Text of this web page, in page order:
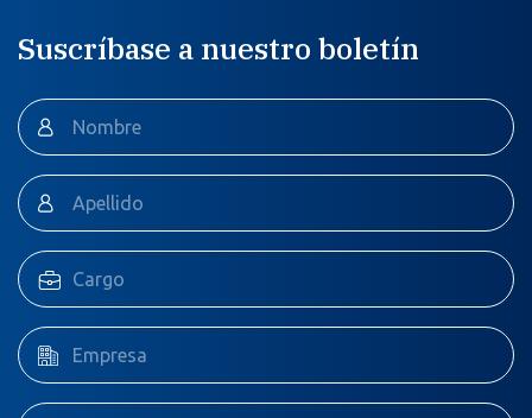
Suscríbase a nuestro boletín